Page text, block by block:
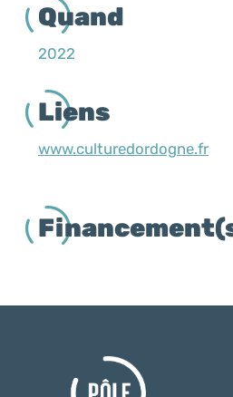
Quand
2022
Liens
www.culturedordogne.fr